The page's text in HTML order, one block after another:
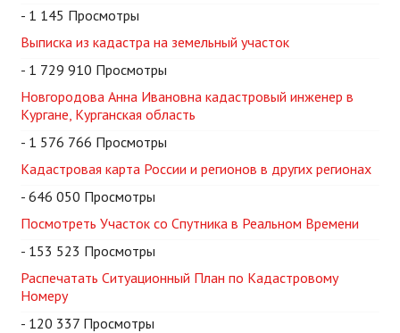
- 1 145 Просмотры
Выписка из кадастра на земельный участок
- 1 729 910 Просмотры
Новгородова Анна Ивановна кадастровый инженер в
Кургане, Курганская область
- 1 576 766 Просмотры
Кадастровая карта России и регионов в других регионах
- 646 050 Просмотры
Посмотреть Участок со Спутника в Реальном Времени
- 153 523 Просмотры
Распечатать Ситуационный План по Кадастровому
Номеру
- 120 337 Просмотры